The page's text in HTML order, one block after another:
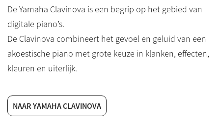
De Yamaha Clavinova is een begrip op het gebied van
digitale piano’s.
De Clavinova combineert het gevoel en geluid van een
akoestische piano met grote keuze in klanken, effecten,
kleuren en uiterlijk.
NAAR YAMAHA CLAVINOVA